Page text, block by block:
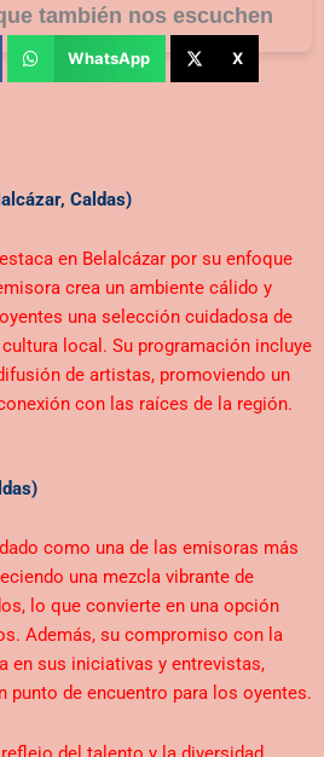
también nos escuchen
WhatsApp X
Caldas)
en Belalcázar por su enfoque
crea un ambiente cálido y
una selección cuidadosa de
local. Su programación incluye
de artistas, promoviendo un
con las raíces de la región.
como una de las emisoras más
una mezcla vibrante de
lo que convierte en una opción
Además, su compromiso con la
en sus iniciativas y entrevistas,
punto de encuentro para los oyentes.